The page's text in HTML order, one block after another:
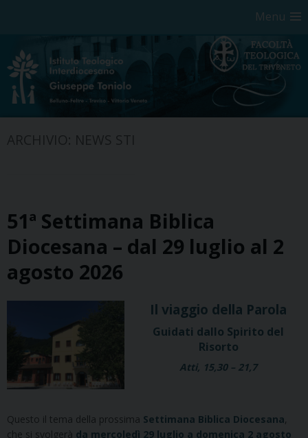
Menu
51ª Settimana Biblica
Diocesana – dal 29 luglio al 2
agosto 2026
Il viaggio della Parola
Guidati dallo Spirito del
Risorto
Atti, 15,30 – 21,7
Questo il tema della prossima Settimana Biblica Diocesana,
che si svolgerà da mercoledì 29 luglio a domenica 2 agosto